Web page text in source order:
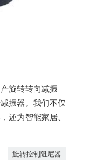
旋转转向减振
振器。我们不仅
还为智能家居、
旋转控制阻尼器